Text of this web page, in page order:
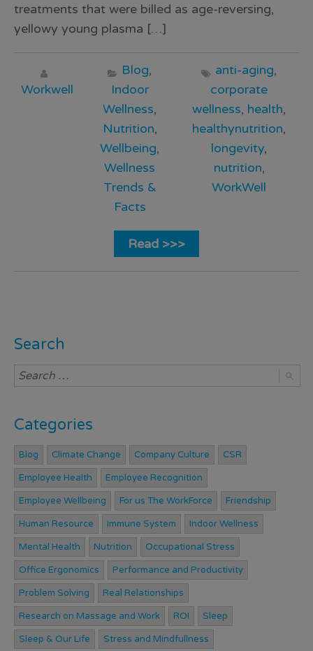
treatments that were billed as age-reversing,
yellowy young plasma […]
Workwell
Blog,
Indoor
Wellness,
Nutrition,
Wellbeing,
Wellness
Trends &
Facts
anti-aging,
corporate
wellness, health,
healthynutrition,
longevity,
nutrition,
WorkWell
Read >>>
Search
Categories
Blog Climate Change Company Culture CSR
Employee Health Employee Recognition
Employee Wellbeing For us The WorkForce Friendship
Human Resource Immune System Indoor Wellness
Mental Health Nutrition Occupational Stress
Office Ergonomics Performance and Productivity
Problem Solving Real Relationships
Research on Massage and Work ROI Sleep
Sleep & Our Life Stress and Mindfullness